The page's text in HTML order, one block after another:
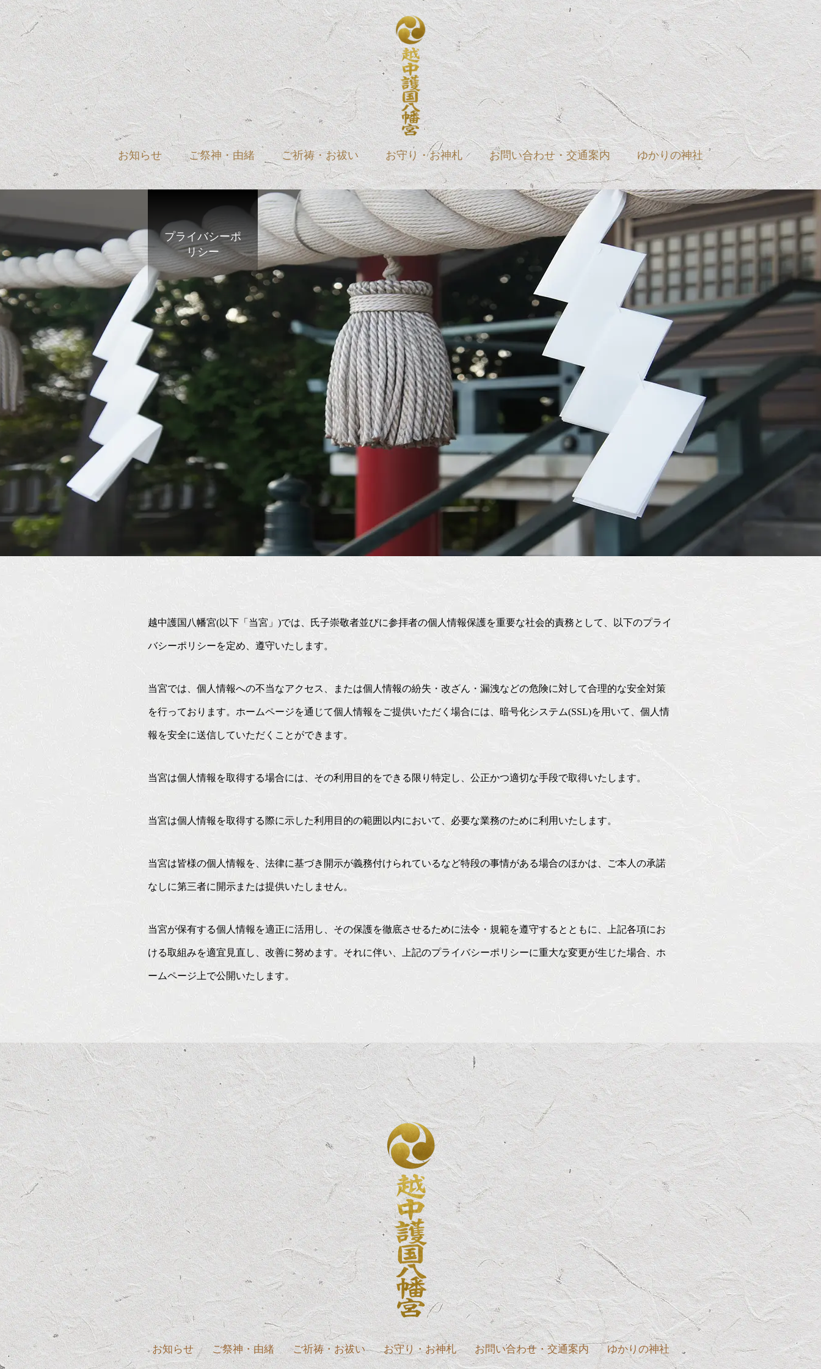
お知らせ ご祭神・由緒 ご祈祷・お祓い お守り・お神札 お問い合わせ・交通案内 ゆかりの神社
プライバシーポ
リシー
越中護国八幡宮(以下「当宮」)では、氏子崇敬者並びに参拝者の個人情報保護を重要な社会的責務として、以下のプライ
バシーポリシーを定め、遵守いたします。
当宮では、個人情報への不当なアクセス、または個人情報の紛失・改ざん・漏洩などの危険に対して合理的な安全対策
を行っております。ホームページを通じて個人情報をご提供いただく場合には、暗号化システム(SSL)を用いて、個人情
報を安全に送信していただくことができます。
当宮は個人情報を取得する場合には、その利用目的をできる限り特定し、公正かつ適切な手段で取得いたします。
当宮は個人情報を取得する際に示した利用目的の範囲以内において、必要な業務のために利用いたします。
当宮は皆様の個人情報を、法律に基づき開示が義務付けられているなど特段の事情がある場合のほかは、ご本人の承諾
なしに第三者に開示または提供いたしません。
当宮が保有する個人情報を適正に活用し、その保護を徹底させるために法令・規範を遵守するとともに、上記各項にお
ける取組みを適宜見直し、改善に努めます。それに伴い、上記のプライバシーポリシーに重大な変更が生じた場合、ホ
ームページ上で公開いたします。
お知らせ ご祭神・由緒 ご祈祷・お祓い お守り・お神札 お問い合わせ・交通案内 ゆかりの神社